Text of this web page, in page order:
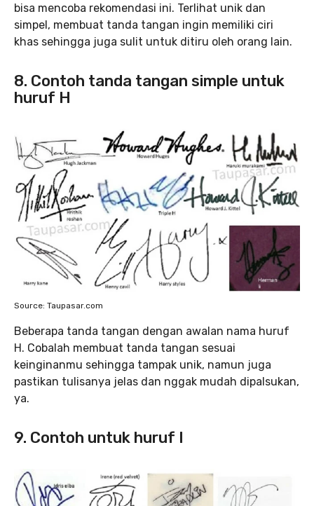
bisa mencoba rekomendasi ini. Terlihat unik dan
simpel, membuat tanda tangan ingin memiliki ciri
khas sehingga juga sulit untuk ditiru oleh orang lain.
8. Contoh tanda tangan simple untuk
huruf H
Source: Taupasar.com
Beberapa tanda tangan dengan awalan nama huruf
H. Cobalah membuat tanda tangan sesuai
keinginanmu sehingga tampak unik, namun juga
pastikan tulisanya jelas dan nggak mudah dipalsukan,
ya.
9. Contoh untuk huruf I